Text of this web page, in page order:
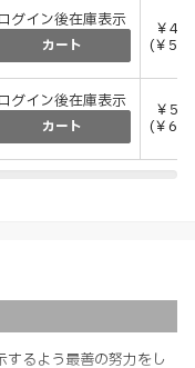
ログイン後在庫表示
カート
￥
(￥
ログイン後在庫表示
カート
￥
(￥
るよう最善の努力をし